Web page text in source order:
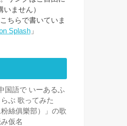
ません）
ちらで書いていま
Splash」
国語で いーあるふ
らぶ 歌ってみた
粉絲俱樂部）」の歌
仮名